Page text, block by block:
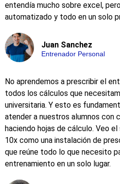
entendía mucho sobre excel,
automatizado y todo en un solo
Juan Sanchez
Entrenador Personal
No aprendemos a prescribir el
todos los cálculos que
universitaria. Y esto es
atender a nuestros alumnos con
haciendo hojas de cálculo. Veo
10x como una instalación de
que reúne todo lo que necesito
entrenamiento en un solo lugar.